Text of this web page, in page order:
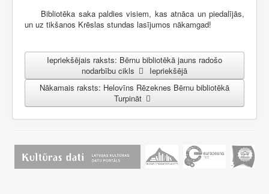
Bibliotēka saka paldies visiem, kas atnāca un piedalījās,
un uz tikšanos Krēslas stundas lasījumos nākamgad!
Iepriekšējais raksts: Bērnu bibliotēkā jauns radošo
nodarbību cikls
Iepriekšējā
Nākamais raksts: Helovīns Rēzeknes Bērnu bibliotēkā
Turpināt